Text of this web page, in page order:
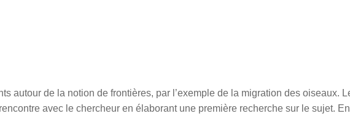
autour de la notion de frontières, par l’exemple de la migration des oiseaux.
avec le chercheur en élaborant une première recherche sur le sujet.